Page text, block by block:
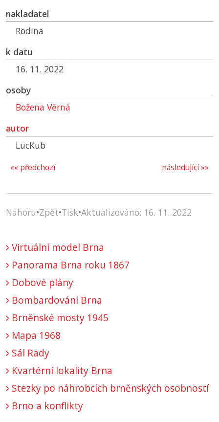
nakladatel
Rodina
k datu
16. 11. 2022
osoby
Božena Věrná
autor
LucKub
následující »»
«« předchozí
Nahoru•Zpět•Tisk•Aktualizováno: 16. 11. 2022
Virtuální model Brna
Panorama Brna roku 1867
Dobové plány
Bombardování Brna
Brněnské mosty 1945
Mapa 1968
Sál Rady
Kvartérní lokality Brna
Stezky po náhrobcích brněnských osobností
Brno a konflikty